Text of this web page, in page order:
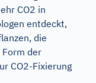
CO2 in
entdeckt,
die
der
CO2-Fixierung